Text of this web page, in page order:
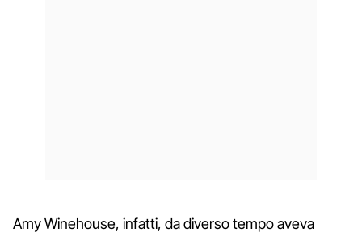
Amy Winehouse, infatti, da diverso tempo aveva